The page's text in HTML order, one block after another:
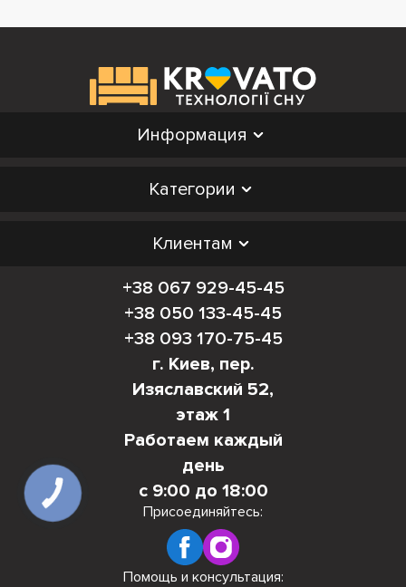
Информация
Категории
Клиентам
+38 067 929-45-45
+38 050 133-45-45
+38 093 170-75-45
г. Киев, пер.
Изяславский 52,
этаж 1
Работаем каждый
день
с 9:00 до 18:00
Присоединяйтесь:
Помощь и консультация:
КНОПКА
СВЯЗИ